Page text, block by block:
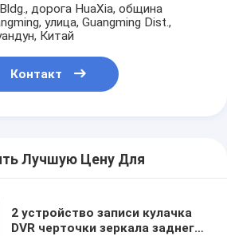
дорога HuaXia, община
улица, Guangming Dist.,
Китай
Контакт
Лучшую Цену Для
2 устройство записи кулачка
DVR черточки зеркала заднего